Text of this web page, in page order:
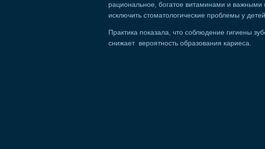
рациональное, богатое витаминами и
исключить стоматологические проблемы у
Практика показала, что соблюдение гигиены
снижает вероятность образования кариеса.